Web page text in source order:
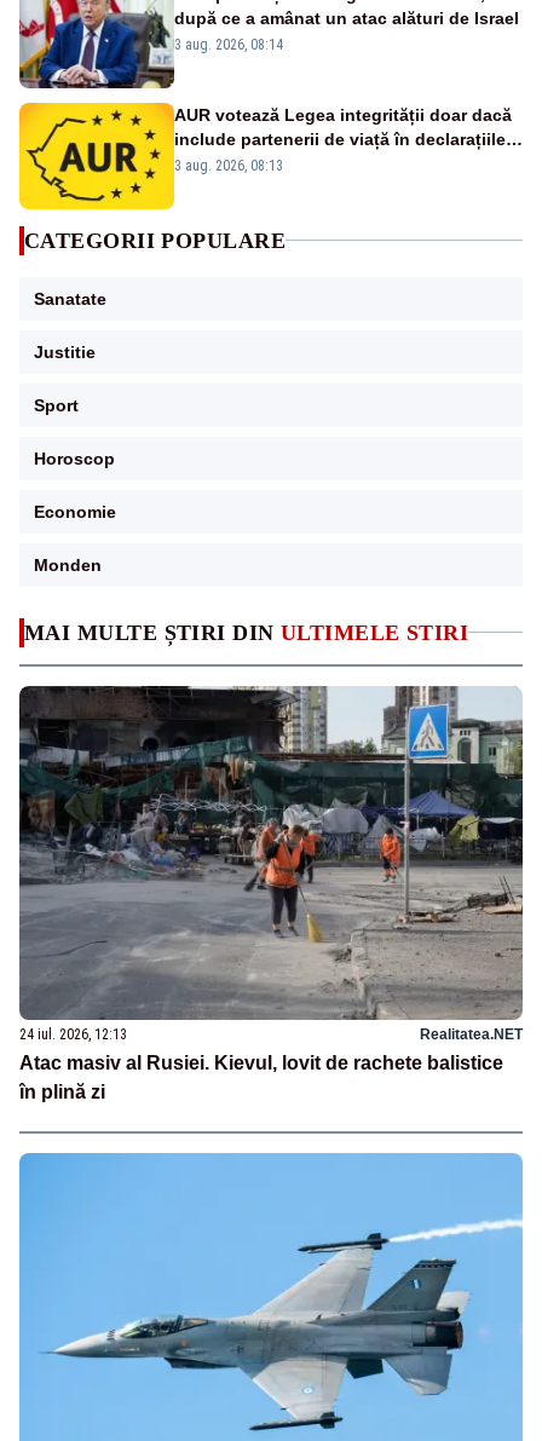
MAI MULTE ȘTIRI DIN ULTIMELE STIRI
24 iul. 2026, 12:13 Realitatea.NET
Atac masiv al Rusiei. Kievul, lovit de rachete balistice
în plină zi
după ce a amânat un atac alături de Israel
3 aug. 2026, 08:14
AUR votează Legea integrității doar dacă
include partenerii de viață în declarațiile
de avere și interese, așa cum a anunțat
trebuie să plece din funcție: fără excepții!
3 aug. 2026, 08:13
CATEGORII POPULARE
Sanatate
Justitie
Sport
Horoscop
Economie
Monden